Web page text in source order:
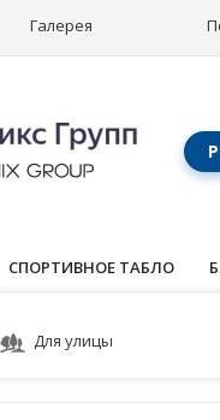
Галерея
СПОРТИВНОЕ ТАБЛО
Для улицы